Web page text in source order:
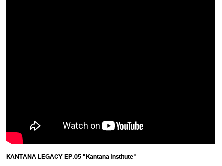
KANTANA LEGACY EP.05 "Kantana Institute"